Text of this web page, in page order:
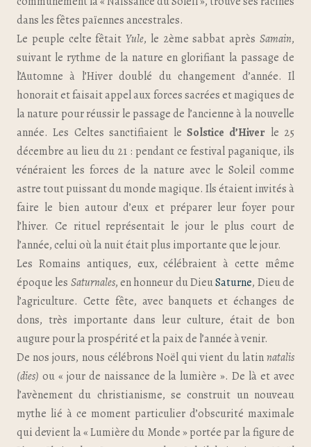
dans les fêtes païennes ancestrales.
Le peuple celte fêtaitYule, le 2ème sabbat aprèsSamain,
suivant le rythme de la nature en glorifiant la passage de
l’Automne à l’Hiver doublé du changement d’année. Il
honorait et faisait appel aux forces sacrées et magiques de
la nature pour réussir le passage de l’ancienne à la nouvelle
année. Les Celtes sanctifiaient le Solstice d’Hiver le 25
décembre au lieu du 21 : pendant ce festival paganique, ils
vénéraient les forces de la nature avec le Soleil comme
astre tout puissant du monde magique. Ils étaient invités à
faire le bien autour d’eux et préparer leur foyer pour
l’hiver. Ce rituel représentait le jour le plus court de
l’année, celui où la nuit était plus importante que le jour.
Les Romains antiques, eux, célébraient à cette même
époque les Saturnales, en honneur du DieuSaturne, Dieu de
l’agriculture. Cette fête, avec banquets et échanges de
dons, très importante dans leur culture, était de bon
augure pour la prospérité et la paix de l’année à venir.
De nos jours, nous célébrons Noël qui vient du latinnatalis
(dies) ou « jour de naissance de la lumière ». De là et avec
l’avènement du christianisme, se construit un nouveau
mythe lié à ce moment particulier d’obscurité maximale
qui devient la « Lumière du Monde » portée par la figure de